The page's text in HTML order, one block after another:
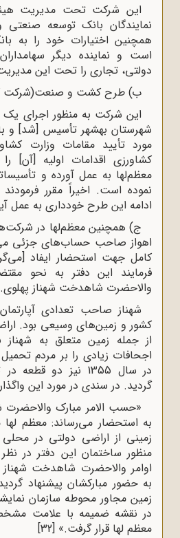
این شرکت تحت مدیریت
نمایندگان بانک توسعه
همچنین اختیارات خود را به
است و نماینده دیگر
دولتی، تجاری را تحت این
ب) طرح کشت و
این شرکت به منظور اجرای
شهرستان بهشهر تأسیس [شد] و
مورد تأیید مقامات وزارت
کشاورزی اقدامات اولیه [آن]
معظم‌لها به عمل آورده و
نموده است. اخیراً مقرر
ادامه این طرح خودداری به عمل
ج) همچنین معظم‌لها در
اهواز صاحب حساب‌های جزئی
کامل جهت استحضار ایفاد
فرمایند این دفتر به نحو
والاحضرت شاهدخت شهناز
شهناز صاحب تعدادی
کشور و زمین‌های وسیعی بود.
از جمله زمین متعلق به شهناز
اجحافات زیادی را بر مردم
در سال 1355 نیز دو
گردید. در سندی در مورد این
«حسب الامر مبارک
به استحضار می‌رساند: معظم لها
زمینی از اراضی دولتی در
منظور ساختمان این دفتر در
اوامر والاحضرت شاهدخت
به حضور مبارکشان پیشنهاد
زمین مجاور محوطه سازمان
در نقشه ضمیمه با علامت
معظم لها قرار گرفت.» [32]